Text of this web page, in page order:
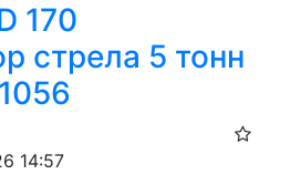
170
стрела 5 тонн
14:57